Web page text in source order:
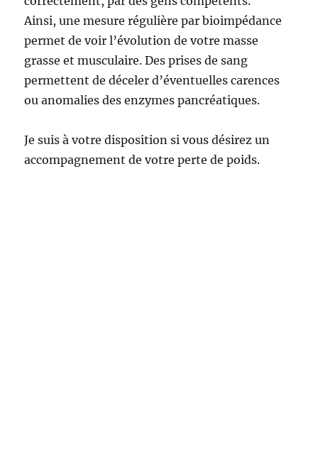
Ainsi, une mesure régulière par bioimpédance
permet de voir l’évolution de votre masse
grasse et musculaire. Des prises de sang
permettent de déceler d’éventuelles carences
ou anomalies des enzymes pancréatiques.
Je suis à votre disposition si vous désirez un
accompagnement de votre perte de poids.